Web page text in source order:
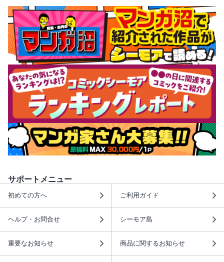
サポートメニュー
初めての方へ ご利用ガイド
ヘルプ・お問合せ シーモア島
重要なお知らせ 商品に関するお知らせ